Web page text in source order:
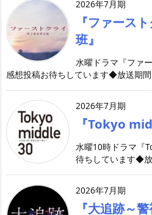
2026年7月期
『ファース
班』
水曜ドラマ『ファ
感想投稿お待ちしています◆放送期
2026年7月期
『Tokyo
水曜10時ドラマ『
待ちしています◆
2026年7月期
『大追跡～